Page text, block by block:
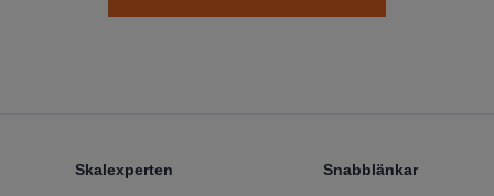
Skalexperten Snabblänkar